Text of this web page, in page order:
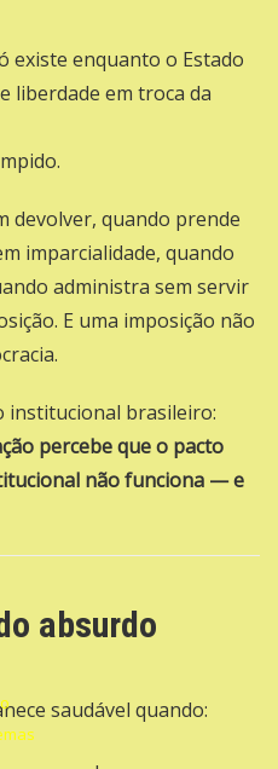
existe enquanto o Estado
liberdade em troca da
devolver, quando prende
imparcialidade, quando
administra sem servir
E uma imposição não
institucional brasileiro:
percebe que o pacto
não funciona — e
absurdo
saudável quando: